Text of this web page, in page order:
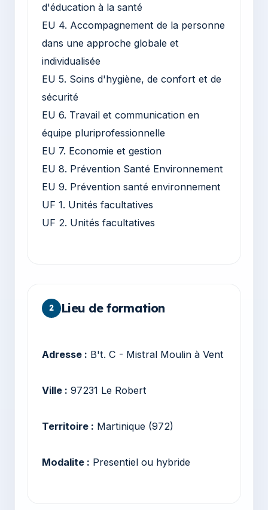
d'éducation à la santé
EU 4. Accompagnement de la personne
dans une approche globale et
individualisée
EU 5. Soins d'hygiène, de confort et de
sécurité
EU 6. Travail et communication en
équipe pluriprofessionnelle
EU 7. Economie et gestion
EU 8. Prévention Santé Environnement
EU 9. Prévention santé environnement
UF 1. Unités facultatives
UF 2. Unités facultatives
2 Lieu de formation
Adresse : B't. C - Mistral Moulin à Vent
Ville : 97231 Le Robert
Territoire : Martinique (972)
Modalite : Presentiel ou hybride